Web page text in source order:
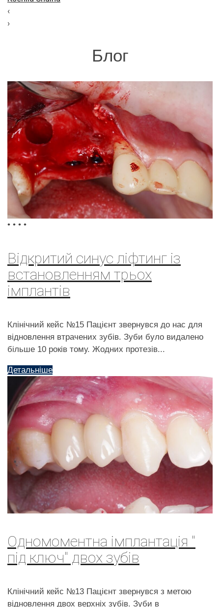
‹
›
Блог
• • • •
Відкритий синус ліфтинг із
встановленням трьох
імплантів
Клінічний кейс №15 Пацієнт звернувся до нас для
відновлення втрачених зубів. Зуби було видалено
більше 10 років тому. Жодних протезів...
Детальніше
Одномоментна імплантація "
під ключ" двох зубів
Клінічний кейс №13 Пацієнт звернувся з метою
відновлення двох верхніх зубів. Зуби в